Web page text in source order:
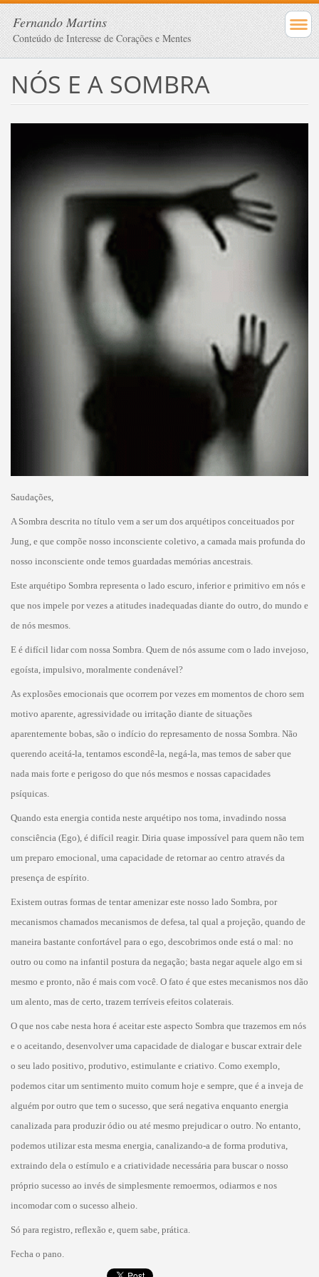
Fernando Martins
Conteúdo de Interesse de Corações e Mentes
NÓS E A SOMBRA
Saudações,
A Sombra descrita no título vem a ser um dos arquétipos conceituados por
Jung, e que compõe nosso inconsciente coletivo, a camada mais profunda do
nosso inconsciente onde temos guardadas memórias ancestrais.
Este arquétipo Sombra representa o lado escuro, inferior e primitivo em nós e
que nos impele por vezes a atitudes inadequadas diante do outro, do mundo e
de nós mesmos.
E é difícil lidar com nossa Sombra. Quem de nós assume com o lado invejoso,
egoísta, impulsivo, moralmente condenável?
As explosões emocionais que ocorrem por vezes em momentos de choro sem
motivo aparente, agressividade ou irritação diante de situações
aparentemente bobas, são o indício do represamento de nossa Sombra. Não
querendo aceitá-la, tentamos escondê-la, negá-la, mas temos de saber que
nada mais forte e perigoso do que nós mesmos e nossas capacidades
psíquicas.
Quando esta energia contida neste arquétipo nos toma, invadindo nossa
consciência (Ego), é difícil reagir. Diria quase impossível para quem não tem
um preparo emocional, uma capacidade de retornar ao centro através da
presença de espírito.
Existem outras formas de tentar amenizar este nosso lado Sombra, por
mecanismos chamados mecanismos de defesa, tal qual a projeção, quando de
maneira bastante confortável para o ego, descobrimos onde está o mal: no
outro ou como na infantil postura da negação; basta negar aquele algo em si
mesmo e pronto, não é mais com você. O fato é que estes mecanismos nos dão
um alento, mas de certo, trazem terríveis efeitos colaterais.
O que nos cabe nesta hora é aceitar este aspecto Sombra que trazemos em nós
e o aceitando, desenvolver uma capacidade de dialogar e buscar extrair dele
o seu lado positivo, produtivo, estimulante e criativo. Como exemplo,
podemos citar um sentimento muito comum hoje e sempre, que é a inveja de
alguém por outro que tem o sucesso, que será negativa enquanto energia
canalizada para produzir ódio ou até mesmo prejudicar o outro. No entanto,
podemos utilizar esta mesma energia, canalizando-a de forma produtiva,
extraindo dela o estímulo e a criatividade necessária para buscar o nosso
próprio sucesso ao invés de simplesmente remoermos, odiarmos e nos
incomodar com o sucesso alheio.
Só para registro, reflexão e, quem sabe, prática.
Fecha o pano.